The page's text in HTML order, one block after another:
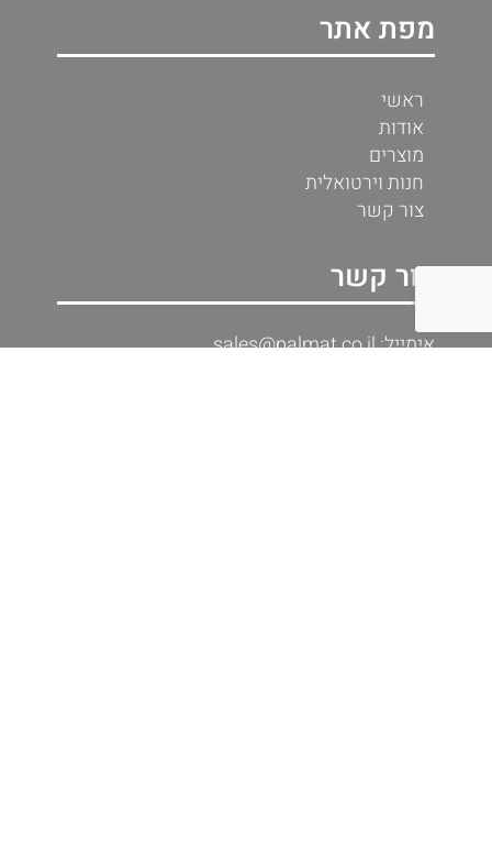
מפת אתר
ראשי
אודות
מוצרים
חנות וירטואלית
צור קשר
צור קשר
אימייל: sales@palmat.co.il